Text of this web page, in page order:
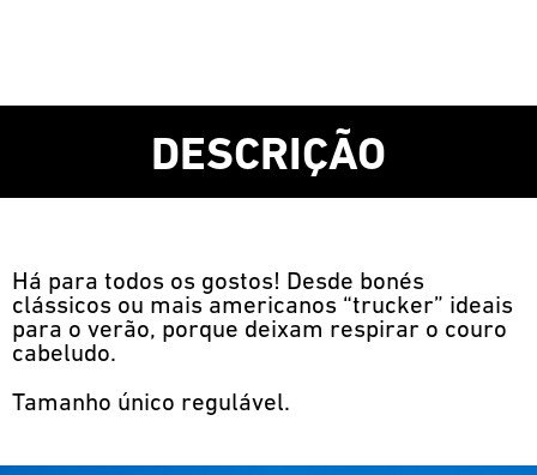
DESCRIÇÃO
Há para todos os gostos! Desde bonés
clássicos ou mais americanos “trucker” ideais
para o verão, porque deixam respirar o couro
cabeludo.
Tamanho único regulável.